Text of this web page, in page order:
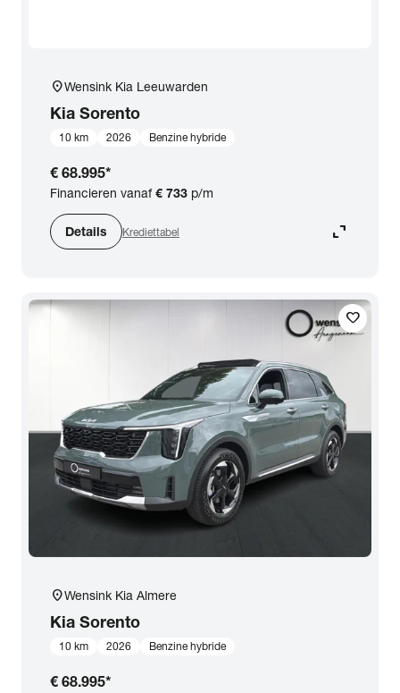
location_onWensink Kia Leeuwarden
Kia Sorento
10 km 2026 Benzine hybride
€ 68.995*
Financieren vanaf€ 733 p/m
Details Krediettabel expand_content
favorite
location_onWensink Kia Almere
Kia Sorento
10 km 2026 Benzine hybride
€ 68.995*